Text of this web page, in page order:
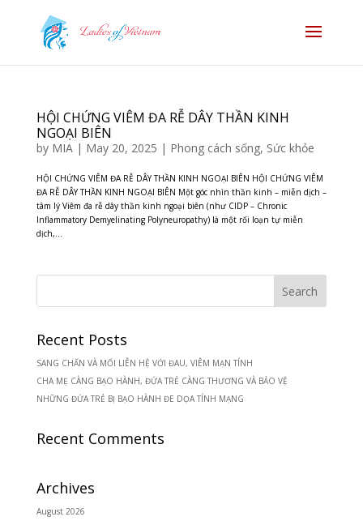
HỘI CHỨNG VIÊM ĐA RỄ DÂY THẦN KINH
NGOẠI BIÊN
by MIA| May 20, 2025 | Phong cách sống, Sức khỏe
HỘI CHỨNG VIÊM ĐA RỄ DÂY THẦN KINH NGOẠI BIÊN HỘI CHỨNG VIÊM
ĐA RỄ DÂY THẦN KINH NGOẠI BIÊN Một góc nhìn thần kinh – miễn dịch –
tâm lý Viêm đa rễ dây thần kinh ngoại biên (như CIDP – Chronic
Inflammatory Demyelinating Polyneuropathy) là một rối loạn tự miễn
dịch,...
Recent Posts
SANG CHẤN VÀ MỐI LIÊN HỆ VỚI ĐAU, VIÊM MẠN TÍNH
CHA MẸ CÀNG BẠO HÀNH, ĐỨA TRẺ CÀNG THƯƠNG VÀ BẢO VỆ
NHỮNG ĐỨA TRẺ BỊ BẠO HÀNH ĐE DỌA TÍNH MẠNG
Recent Comments
Archives
August 2026